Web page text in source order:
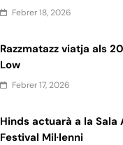
Febrer 18, 2026
Razzmatazz viatja als
Low
Febrer 17, 2026
Hinds actuarà a la Sala
Festival Mil·lenni